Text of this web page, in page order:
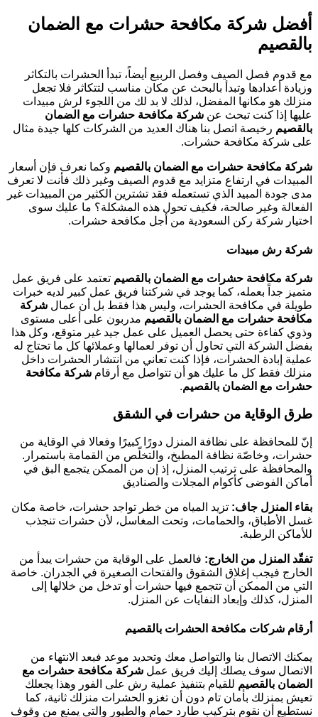
أفضل شركة مكافحة حشرات مع الضمان
بالقصيم
مع قدوم فصل الصيف وفصل الربيع أيضاً، تبدأ الحشرات بالتكاثر
وزيادة أعدادها وتبدأ بالبحث عن مكان مناسب لتتكاثر فلا تجعل
منزلك هو مكانها المفضل، لذلك لا بد لك من اللجوء لرش مبيدات
عليها إذا كنت تبحث عن شركة مكافحة حشرات مع الضمان
بالقصيم رخيصة اتصل بنا هناك العديد من الشركات كلها جيدة مثال
على شركة مكافحة حشرات.
شركة مكافحة حشرات مع الضمان بالقصيم وكما نعرف فإن أسعار
المبيدات في ارتفاع متزايد مع قدوم الصيف وغير ذلك فأنت لا تعرف
مدى جودة المبيد الذي تستعمله فقد تشترين الكثير من المبيدات غير
الفعالة وغير صالحة، فكيف تحول هذه المشكلة؟ ما عليك سوى
اختيار شركة ركن السعودية من أجل مكافحة حشرات.
شركة رش مبيدات
شركة مكافحة حشرات مع الضمان بالقصيم تعتمد على فريق عمل
متميز جداً بعمله، كما يوجد في شركتنا فريق عمل كبير لديه خبرات
طويلة في مكافحة الحشرات، وليس هذا فقط بل أن عمال شركة
مكافحة حشرات مع الضمان بالقصيم مدربون على أعلى مستوى
وذوي كفاءة حتى يحصل العميل على عمل جيد غير متوقع، وكل هذا
بفضل الشركة التي تحاول أن توفر لعمالها وعملائها كل ما تحتاج له
عملية إبادة الحشرات، فإذا كنت تعاني من انتشار الحشرات داخل
منزلك فقط كل ما عليك هو أن تتواصل مع أرقام شركة مكافحة
حشرات مع الضمان بالقصيم.
طرق الوقاية من حشرات في الشقق
إنّ للمحافظة على نظافة المنزل دورًا كبيرًا وفعالا في الوقاية من
حشرات، وخاصّة نظافة المطبخ، والتخلّص من القمامة باستمرار.
والمحافظة على ترتيب المنزل، إذ إن من الممكن يتجمع البق في
أماكن الفوضى كأكوام المجلات والصناديق
بقاء المنزل جاف: تزيد المياه من خطر تواجد حشرات، خاصة مكان
غسل الأطباق، والحمامات، وتحت المغاسل، لأن حشرات تنجذب
للأماكن الرطبة.
تفقّد المنزل من الخارج: فالعمل على الوقاية من حشرات يبدأ من
الخارج فيجب إغلاق الشقوق والفتحات الصغيرة في الجدران. خاصة
التي من الممكن أن تتجمع فيها حشرات أو تدخل من خلالها إلى
المنزل، كذلك وإبعاد النفايات عن المنزل.
أرقام شركات مكافحة الحشرات بالقصيم
يمكنك الاتصال بنا والتواصل معك وتحديد موعد فبعد الانتهاء من
الاتصال سوف يصلك إليك فريق عمل شركة مكافحة حشرات مع
الضمان بالقصيم للقيام بتنفيذ عملية رش على الفور وهذا يجعلك
تعيش بمنزلك بأمان تام دون أن تغزو الحشرات منزلك ثانية، كما
نستطيع أن نقوم بتركيب طارد حمام والطيور والتي يمنع من وقوف